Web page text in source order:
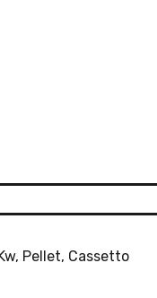
Pellet, Cassetto